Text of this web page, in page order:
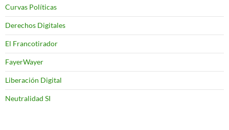
Curvas Políticas
Derechos Digitales
El Francotirador
FayerWayer
Liberación Digital
Neutralidad SI